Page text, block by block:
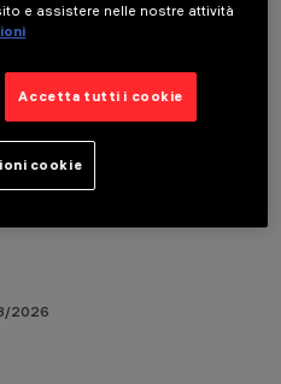
2026
e assistere nelle nostre attività
Accetta tutti i cookie
cookie